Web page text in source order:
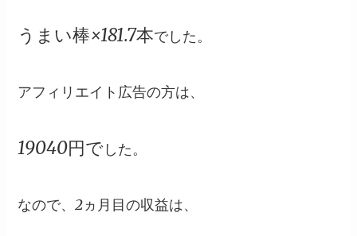
うまい棒×181.7本でした。
アフィリエイト広告の方は、
19040円でした。
なので、2ヵ月目の収益は、